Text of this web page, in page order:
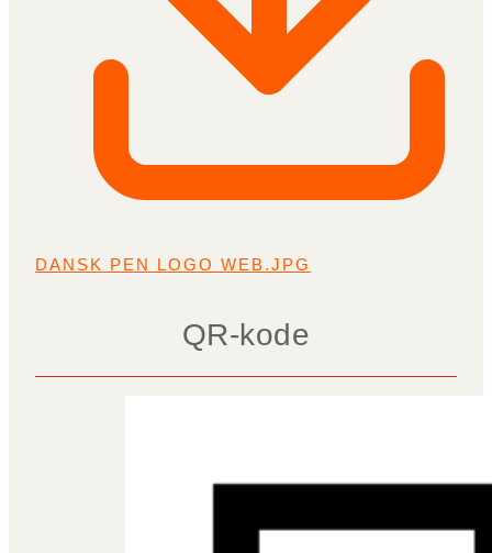
DANSK PEN LOGO WEB.JPG
QR-kode